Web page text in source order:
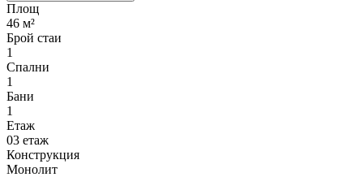
Площ
46 м²
Брой стаи
1
Спални
1
Бани
1
Етаж
03 етаж
Конструкция
Монолит